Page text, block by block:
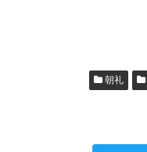
朝礼